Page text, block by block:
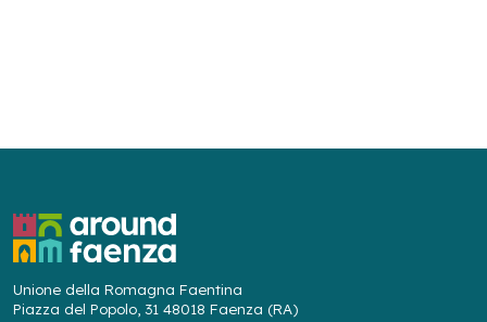
Unione della Romagna Faentina
Piazza del Popolo, 31 48018 Faenza (RA)